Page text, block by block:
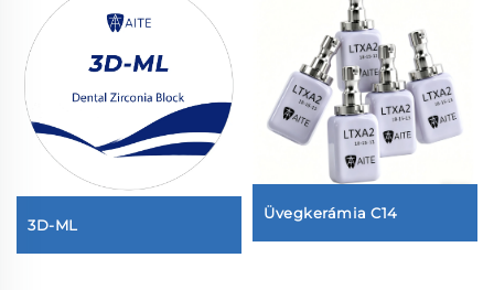
3D-ML
Üvegkerámia C14